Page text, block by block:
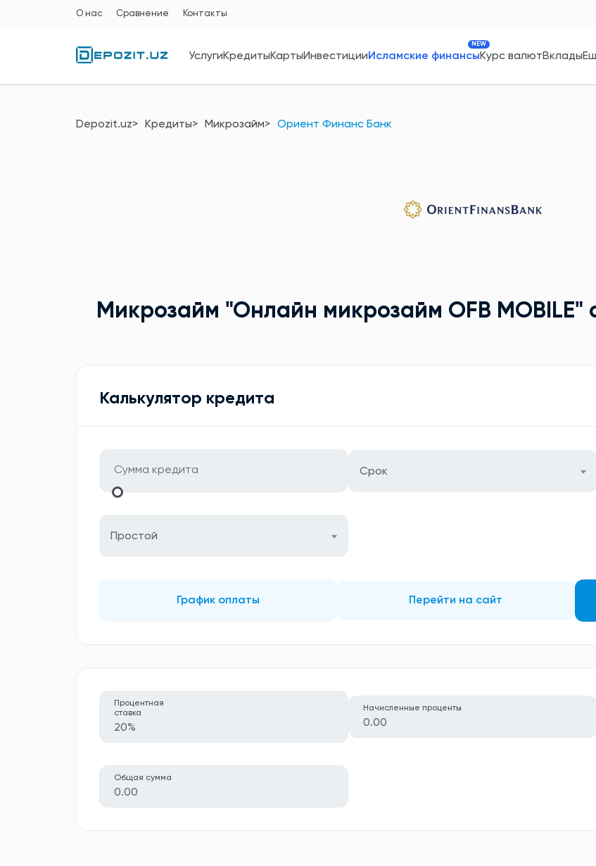
О нас Сравнение Контакты
УслугиКредитыКартыИнвестицииИсламские финансы
NEW
Курс валютВклады
Depozit.uz Кредиты Микрозайм Ориент Финанс Банк
Микрозайм "Онлайн микрозайм OFB MOBILE"
Калькулятор кредита
Срок
Простой
График оплаты Перейти на сайт
Процентная
ставка
20%
Начисленные проценты
0.00
Общая сумма
0.00